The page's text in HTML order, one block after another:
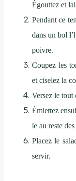
Égouttez et
Pendant ce
dans un bol
poivre.
Coupez les
et ciselez la
Versez le tout
Émiettez
le au reste
Placez le
servir.